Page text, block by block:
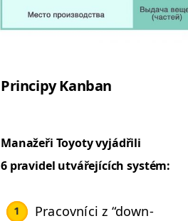
Prin­cipy Kanban
Man­ažeři Toy­oty vyjádřili
6 pravidel utváře­jících systém:
Pra­cov­ní­ci z “down­